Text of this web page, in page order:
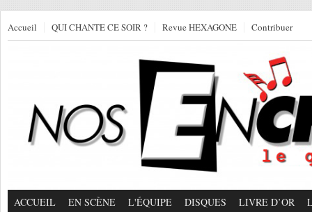
Accueil QUI CHANTE CE SOIR ? Revue HEXAGONE Contribuer
ACCUEIL EN SCÈNE L'ÉQUIPE DISQUES LIVRE D’OR